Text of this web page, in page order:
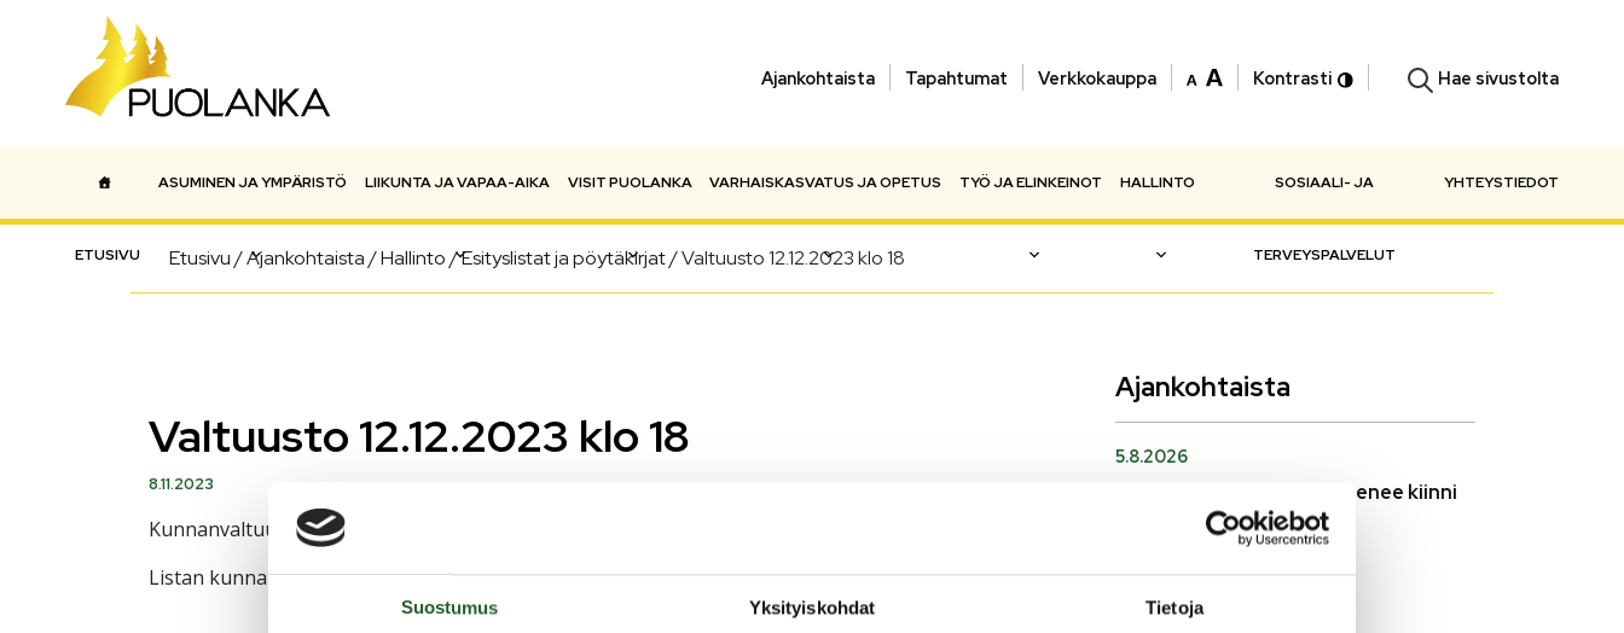
Suostumus Yksityiskohdat Tietoja
Ajankohtaista Tapahtumat Verkkokauppa Kontrasti Hae sivustolta
Päävalikko
ETUSIVU
ASUMINEN JA YMPÄRISTÖ LIIKUNTA JA VAPAA-AIKA VISIT PUOLANKA VARHAISKASVATUS JA OPETUS TYÖ JA ELINKEINOT HALLINTO SOSIAALI- JA
TERVEYSPALVELUT
YHTEYSTIEDOT
Etusivu/Ajankohtaista/Hallinto/Esityslistat ja pöytäkirjat/Valtuusto 12.12.2023 klo 18
Valtuusto 12.12.2023 klo 18
8.11.2023
Kunnanvaltuuston kokouksen esityslistan ja edellisten kokousten pöytäkirjat löydät
Listan kunnanvaltuuston jäsenistä löydättäältä.
Ajankohtaista
5.8.2026
Monitoimitalon kirjasto menee kiinni
perjantaina klo 12.00
Henkilömuutoksia
maaseutuhallinnossa